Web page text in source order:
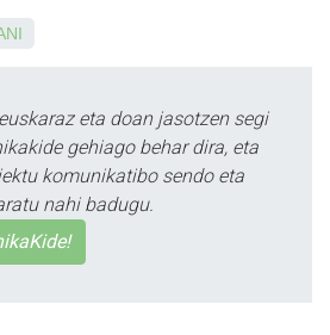
eta doan jasotzen segi
gehiago behar dira, eta
komunikatibo sendo eta
nahi badugu.